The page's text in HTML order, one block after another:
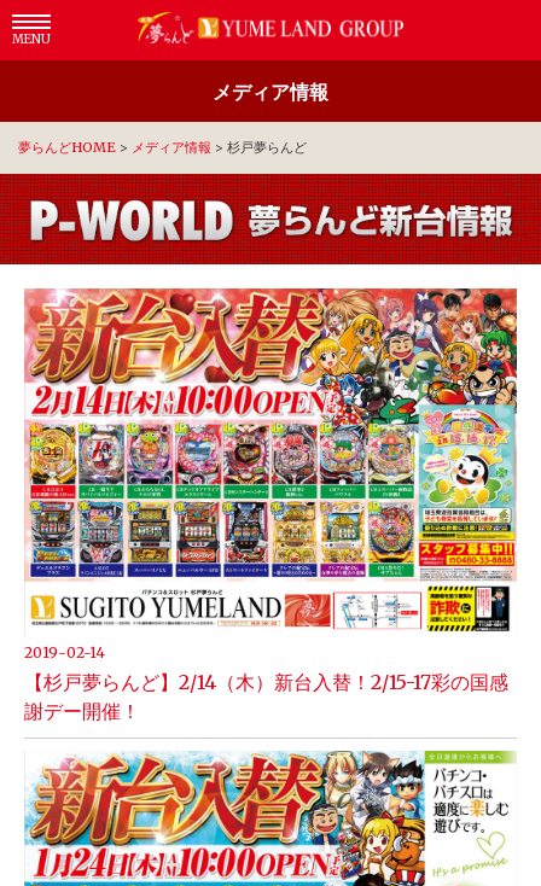
MENU
メディア情報
夢らんどHOME > メディア情報 > 杉戸夢らんど
2019-02-14
【杉戸夢らんど】2/14（木）新台入替！2/15-17彩の国感
謝デー開催！